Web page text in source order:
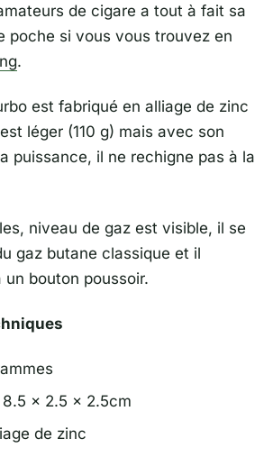
de cigare a tout à fait sa
poche si vous vous trouvez en
.
est fabriqué en alliage de zinc
léger (110 g) mais avec son
puissance, il ne rechigne pas à la
niveau de gaz est visible, il se
gaz butane classique et il
un bouton poussoir.
8.5 x 2.5 x 2.5cm
de zinc